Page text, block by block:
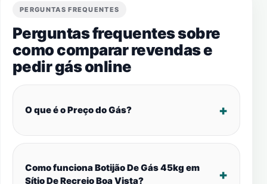
PERGUNTAS FREQUENTES
Perguntas frequentes sobre
como comparar revendas e
pedir gás online
O que é o Preço do Gás?
Como funciona Botijão De Gás 45kg em
Sítio De Recreio Boa Vista?